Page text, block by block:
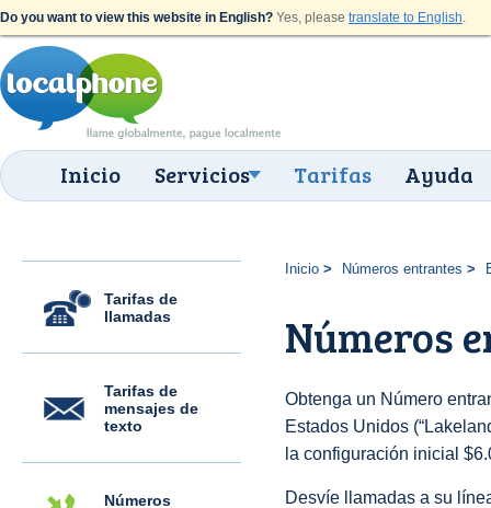
Do you want to view this website in English? Yes, please translate to English.
Inicio Servicios Tarifas Ayuda
Tarifas de
llamadas
Tarifas de
mensajes de
texto
Números
Inicio Números entrantes
Números
Obtenga un Número
Estados Unidos
la configuración inicial
Desvíe llamadas a su